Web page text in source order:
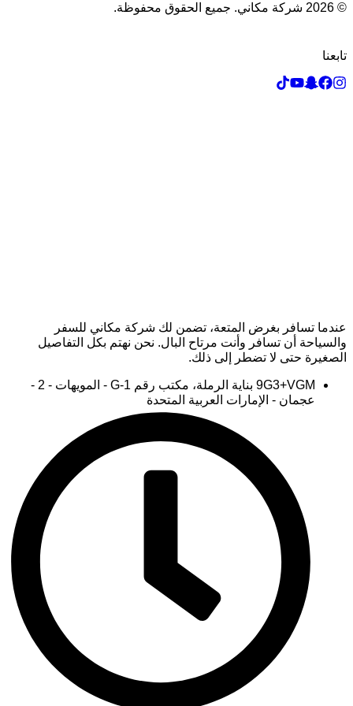
© 2026 شركة مكاني. جميع الحقوق محفوظة.
تابعنا
عندما تسافر بغرض المتعة، تضمن لك شركة مكاني للسفر
والسياحة أن تسافر وأنت مرتاح البال. نحن نهتم بكل التفاصيل
الصغيرة حتى لا تضطر إلى ذلك.
9G3+VGM بناية الرملة، مكتب رقم G-1 - المويهات - 2 -
عجمان - الإمارات العربية المتحدة